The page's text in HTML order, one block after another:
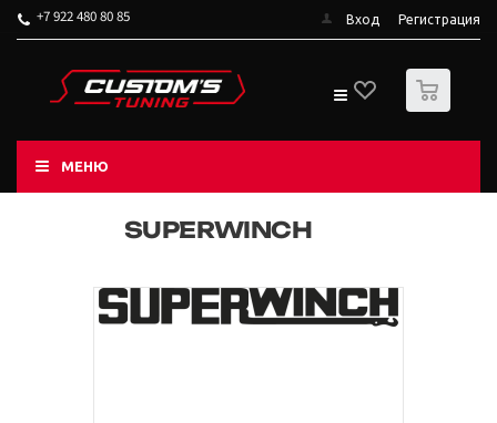
+7 922 480 80 85 Вход Регистрация
0
МЕНЮ
SUPERWINCH